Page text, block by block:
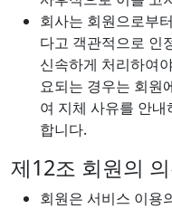
회사는 회원으로부
다고 객관적으로 인
신속하게 처리하여
요되는 경우는 회원
여 지체 사유를 안
합니다.
제12조 회원의
회원은 서비스 이용